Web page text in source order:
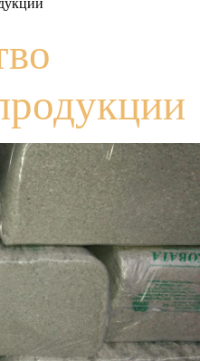
В Час
В Час
В Час
изготавливаем и
для производства не только
сортировки и
прессованные кипы
и для более дорогих
Например салфетки